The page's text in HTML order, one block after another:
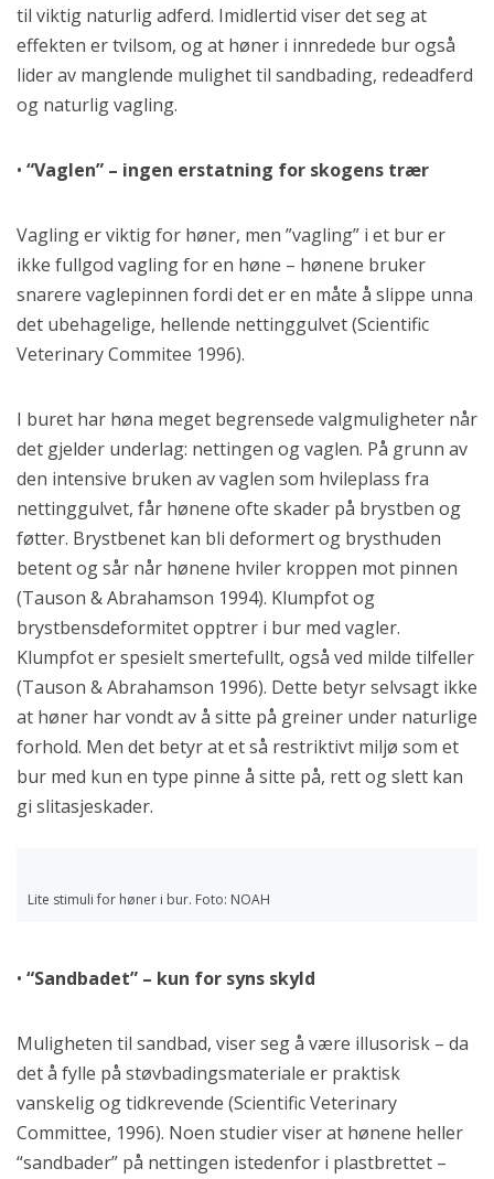
til viktig naturlig adferd. Imidlertid viser det seg at
effekten er tvilsom, og at høner i innredede bur også
lider av manglende mulighet til sandbading, redeadferd
og naturlig vagling.
• “Vaglen” – ingen erstatning for skogens trær
Vagling er viktig for høner, men ”vagling” i et bur er
ikke fullgod vagling for en høne – hønene bruker
snarere vaglepinnen fordi det er en måte å slippe unna
det ubehagelige, hellende nettinggulvet (Scientific
Veterinary Commitee 1996).
I buret har høna meget begrensede valgmuligheter når
det gjelder underlag: nettingen og vaglen. På grunn av
den intensive bruken av vaglen som hvileplass fra
nettinggulvet, får hønene ofte skader på brystben og
føtter. Brystbenet kan bli deformert og brysthuden
betent og sår når hønene hviler kroppen mot pinnen
(Tauson & Abrahamson 1994). Klumpfot og
brystbensdeformitet opptrer i bur med vagler.
Klumpfot er spesielt smertefullt, også ved milde tilfeller
(Tauson & Abrahamson 1996). Dette betyr selvsagt ikke
at høner har vondt av å sitte på greiner under naturlige
forhold. Men det betyr at et så restriktivt miljø som et
bur med kun en type pinne å sitte på, rett og slett kan
gi slitasjeskader.
Lite stimuli for høner i bur. Foto: NOAH
• “Sandbadet” – kun for syns skyld
Muligheten til sandbad, viser seg å være illusorisk – da
det å fylle på støvbadingsmateriale er praktisk
vanskelig og tidkrevende (Scientific Veterinary
Committee, 1996). Noen studier viser at hønene heller
“sandbader” på nettingen istedenfor i plastbrettet –